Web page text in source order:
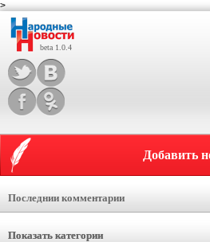
>
beta 1.0.4
Добавить
Последнии комментарии
Показать категории